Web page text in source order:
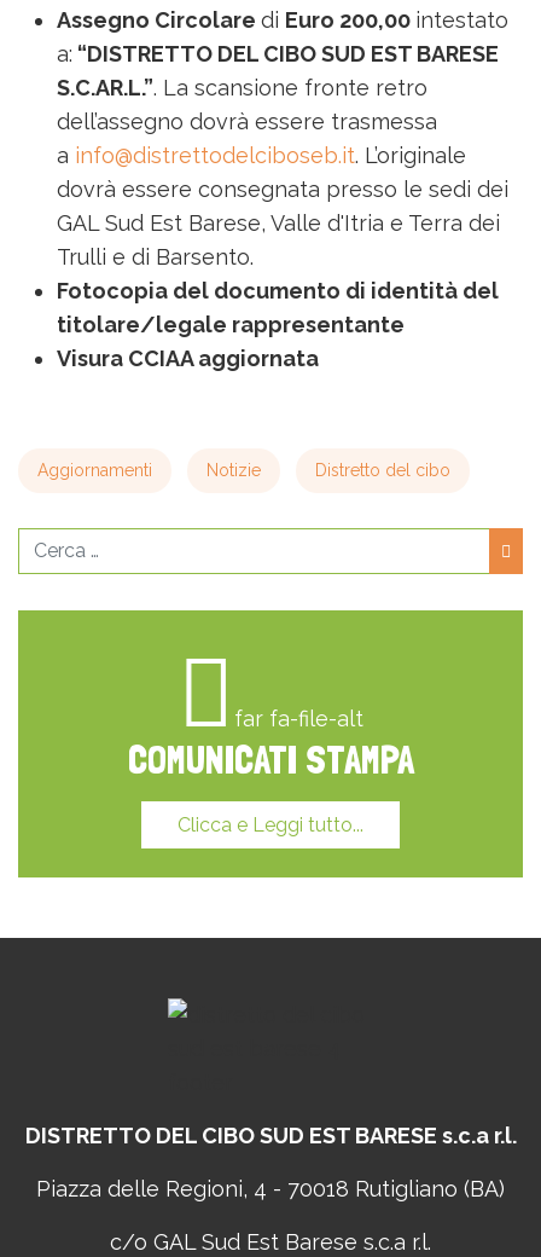
Assegno Circolare di Euro 200,00 intestato
a: “DISTRETTO DEL CIBO SUD EST BARESE
S.C.AR.L.”. La scansione fronte retro
dell’assegno dovrà essere trasmessa
a info@distrettodelciboseb.it. L’originale
dovrà essere consegnata presso le sedi dei
GAL Sud Est Barese, Valle d'Itria e Terra dei
Trulli e di Barsento.
Fotocopia del documento di identità del
titolare/legale rappresentante
Visura CCIAA aggiornata
Aggiornamenti Notizie Distretto del cibo
Cerca
far fa-file-alt
COMUNICATI STAMPA
Clicca e Leggi tutto...
DISTRETTO DEL CIBOSUD EST BARESE s.c.a r.l.
Piazza delle Regioni, 4 - 70018 Rutigliano (BA)
c/o GAL Sud Est Barese s.c.a r.l.